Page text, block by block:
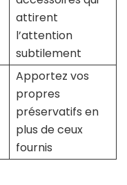
attirent
l’attention
subtilement
Apportez vos
propres
préservatifs en
plus de ceux
fournis